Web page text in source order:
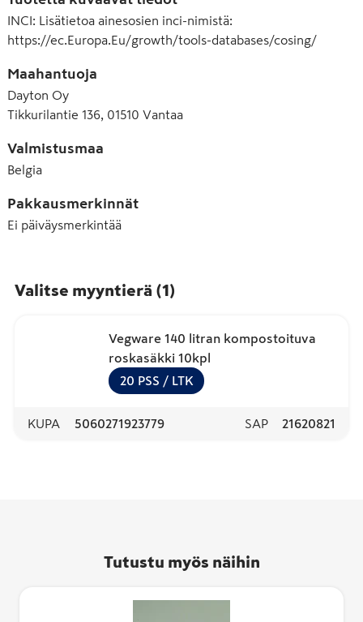
INCI: Lisätietoa ainesosien inci-nimistä:
https://ec.Europa.Eu/growth/tools-databases/cosing/
Maahantuoja
Dayton Oy
Tikkurilantie 136, 01510 Vantaa
Valmistusmaa
Belgia
Pakkausmerkinnät
Ei päiväysmerkintää
Valitse myyntierä (1)
Vegware 140 litran kompostoituva
roskasäkki 10kpl
20 PSS / LTK
KUPA 5060271923779 SAP 21620821
Tutustu myös näihin